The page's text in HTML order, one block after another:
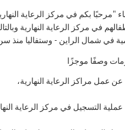
"مرحبًا بكم في مركز الرعاية
في مركز الرعاية النهارية
في شمال الراين - وستفاليا منذ
وصفًا موجزًا
عن عمل مراكز الرعاية النهارية،
عملية التسجيل في مركز الرعاية